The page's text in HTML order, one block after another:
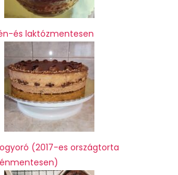
és laktózmentesen
(2017-es országtorta